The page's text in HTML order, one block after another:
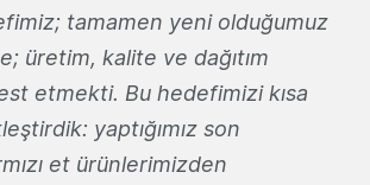
tamamen yeni olduğumuz
üretim, kalite ve dağıtım
etmekti. Bu hedefimizi kısa
yaptığımız son
et ürünlerimizden